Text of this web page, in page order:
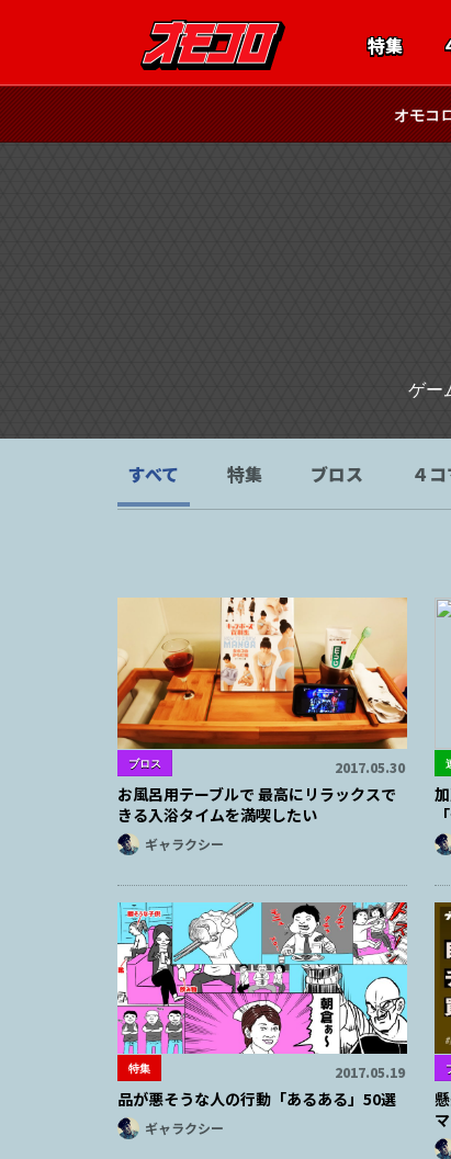
特集
オモコ
ゲー
すべて 特集 ブロス ４
ブロス 2017.05.30
お風呂用テーブルで 最高にリラックスで
きる入浴タイムを満喫したい
ギャラクシー
特集 2017.05.19
品が悪そうな人の行動「あるある」50選
ギャラクシー